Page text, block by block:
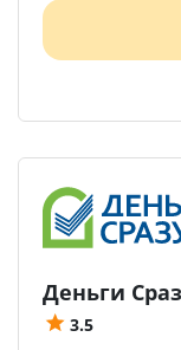
Деньги
3.5